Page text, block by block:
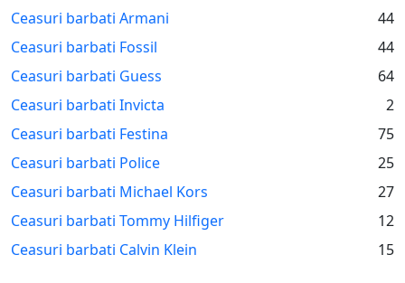
drept mostenire, pastrandu-si valoarea de-a lungul
anilor. Fie ca sunt purtate la evenimente elegante,
intalniri de afaceri sau in activitati zilnice, ceasurile
Ceasuri barbati Armani
44
Ceasuri barbati Fossil
44
Ceasuri barbati Guess
64
Ceasuri barbati Invicta
2
Ceasuri barbati Festina
75
Ceasuri barbati Police
25
Ceasuri barbati Michael Kors
27
Ceasuri barbati Tommy Hilfiger
12
Ceasuri barbati Calvin Klein
15